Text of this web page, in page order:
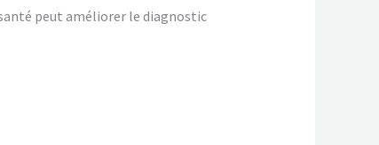
peut améliorer le diagnostic